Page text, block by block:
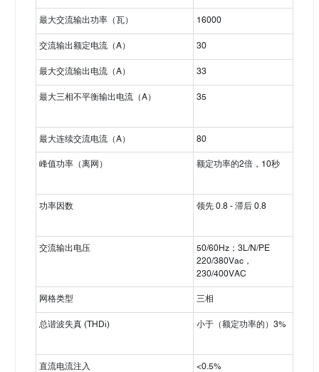
最大交流输出功率（瓦） 16000
交流输出额定电流（A） 30
最大交流输出电流（A） 33
最大三相不平衡输出电流（A） 35
最大连续交流电流（A） 80
峰值功率（离网） 额定功率的2倍，10秒
功率因数 领先 0.8 - 滞后 0.8
交流输出电压
50/60Hz；3L/N/PE
220/380Vac，
230/400VAC
网格类型 三相
总谐波失真 (THDi) 小于（额定功率的）3%
直流电流注入 <0.5%